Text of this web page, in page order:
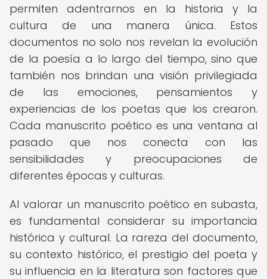
permiten adentrarnos en la historia y la
cultura de una manera única. Estos
documentos no solo nos revelan la evolución
de la poesía a lo largo del tiempo, sino que
también nos brindan una visión privilegiada
de las emociones, pensamientos y
experiencias de los poetas que los crearon.
Cada manuscrito poético es una ventana al
pasado que nos conecta con las
sensibilidades y preocupaciones de
diferentes épocas y culturas.
Al valorar un manuscrito poético en subasta,
es fundamental considerar su importancia
histórica y cultural. La rareza del documento,
su contexto histórico, el prestigio del poeta y
su influencia en la literatura son factores que